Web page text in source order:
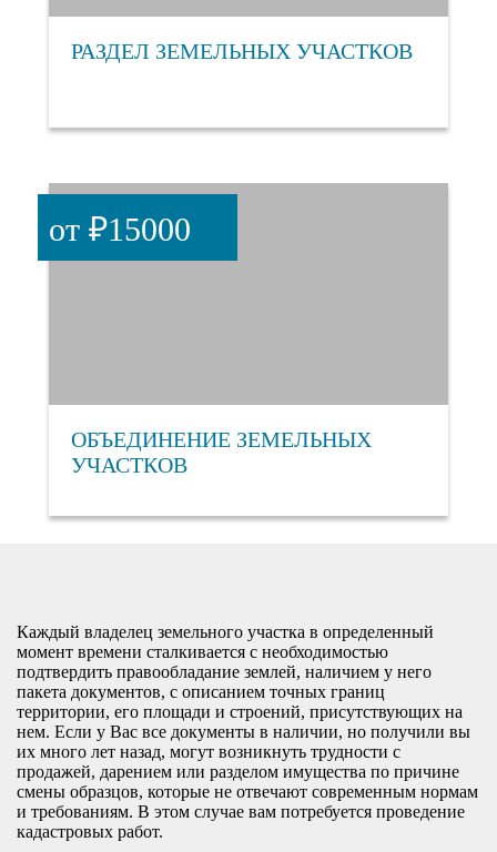
РАЗДЕЛ ЗЕМЕЛЬНЫХ УЧАСТКОВ
ОБЪЕДИНЕНИЕ ЗЕМЕЛЬНЫХ
УЧАСТКОВ
от ₽15000
Каждый владелец земельного участка в определенный
момент времени сталкивается с необходимостью
подтвердить правообладание землей, наличием у него
пакета документов, с описанием точных границ
территории, его площади и строений, присутствующих на
нем. Если у Вас все документы в наличии, но получили вы
их много лет назад, могут возникнуть трудности с
продажей, дарением или разделом имущества по причине
смены образцов, которые не отвечают современным нормам
и требованиям. В этом случае вам потребуется проведение
кадастровых работ.